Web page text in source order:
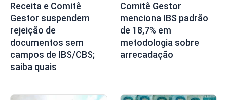
Receita e Comitê
Gestor suspendem
rejeição de
documentos sem
campos de IBS/CBS;
saiba quais
Comitê Gestor
menciona IBS padrão
de 18,7% em
metodologia sobre
arrecadação